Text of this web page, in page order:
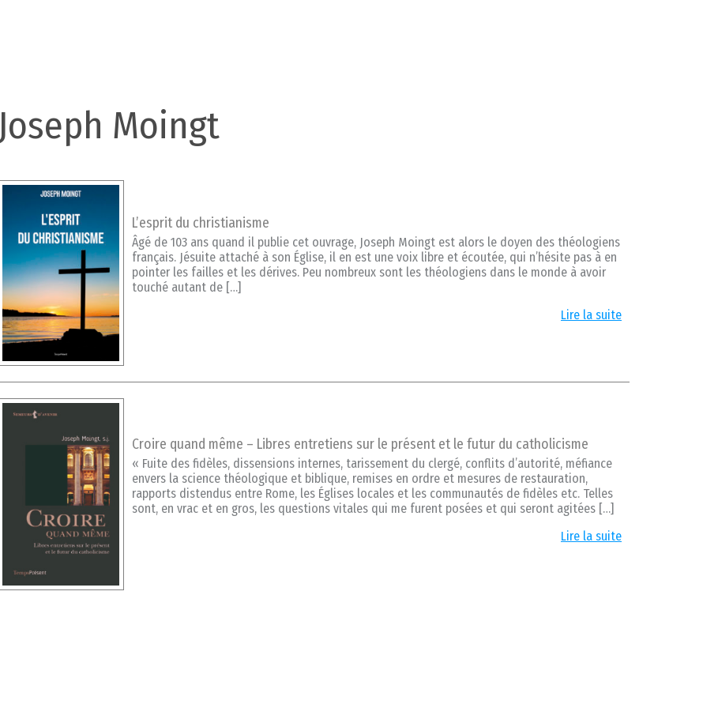
Joseph Moingt
L’esprit du christianisme
Âgé de 103 ans quand il publie cet ouvrage, Joseph Moingt est alors le doyen des théologiens
français. Jésuite attaché à son Église, il en est une voix libre et écoutée, qui n’hésite pas à en
pointer les failles et les dérives. Peu nombreux sont les théologiens dans le monde à avoir
touché autant de […]
Lire la suite
Croire quand même – Libres entretiens sur le présent et le futur du catholicisme
« Fuite des fidèles, dissensions internes, tarissement du clergé, conflits d’autorité, méfiance
envers la science théologique et biblique, remises en ordre et mesures de restauration,
rapports distendus entre Rome, les Églises locales et les communautés de fidèles etc. Telles
sont, en vrac et en gros, les questions vitales qui me furent posées et qui seront agitées […]
Lire la suite